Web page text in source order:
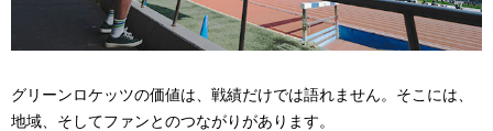
グリーンロケッツの価値は、戦績だけでは語れません。そこには、
地域、そしてファンとのつながりがあります。